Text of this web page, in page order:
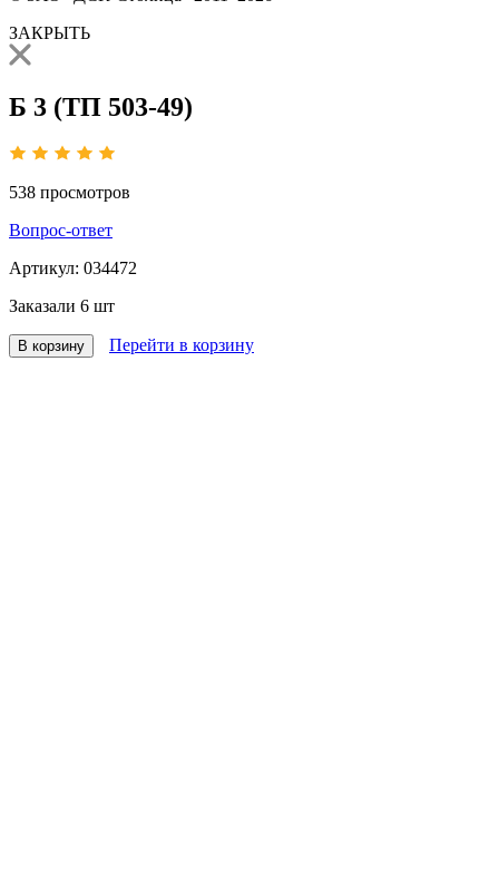
ЗАКРЫТЬ
Б 3 (ТП 503-49)
538 просмотров
Вопрос-ответ
Артикул: 034472
Заказали 6 шт
В корзину Перейти в корзину